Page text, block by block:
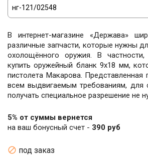
В интернет-магазине «Держава»
различные запчасти, которые нужны
охолощённого оружия. В
купить оружейный бланк 9х18 мм,
пистолета Макарова. Представленная
всем выдвигаемым требованиям, для
получать специальное разрешение не
5% от суммы вернется
на ваш бонусный счет - 390 руб
 под заказ